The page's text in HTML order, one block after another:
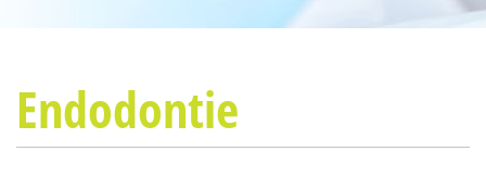
Endodontie